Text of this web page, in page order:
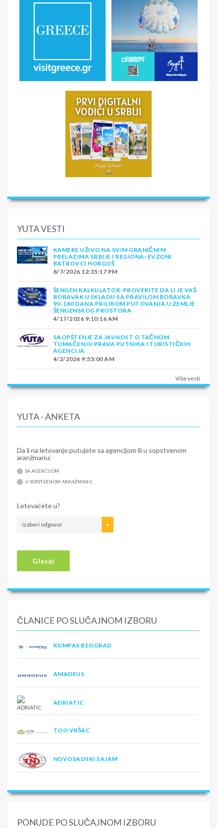
YUTA VESTI
KAMERE UŽIVO NA SVIM GRANIČNIM
PRELAZIMA SRBIJE I REGIONA–EVZONI
BATROVCI HORGOŠ
8/7/2026 12:35:17 PM
ŠENGEN KALKULATOR-PROVERITE DA LI JE VAŠ
BORAVAK U SKLADU SA PRAVILOM BORAVKA
90-180 DANA PRILIKOM PUTOVANJA U ZEMLJE
ŠENGENSKOG PROSTORA
4/17/2026 9:10:16 AM
SAOPŠTENJE ZA JAVNOST O TAČNOM
TUMAČENJU PRAVA PUTNIKA I TURISTIČKIH
AGENCIJA
4/2/2026 9:53:00 AM
Više vesti
YUTA - ANKETA
Da li na letovanje putujete sa agencijom ili u sopstvenom
aranžmanu:
SA AGENCIJOM
U SOPSTVENOM ARANŽMANU
Letovaćete u?
izaberi odgovor
Glasaj
ČLANICE PO SLUČAJNOM IZBORU
KOMPAS BEOGRAD
AMADEUS
ADRIATIC
TOO VRŠAC
NOVOSADSKI SAJAM
PONUDE PO SLUČAJNOM IZBORU